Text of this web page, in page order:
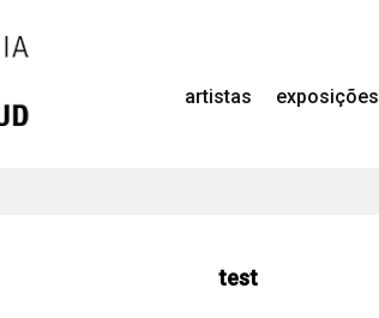
artistas exposições
test